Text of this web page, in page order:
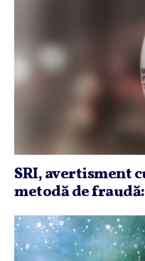
SRI, avertisment
metodă de